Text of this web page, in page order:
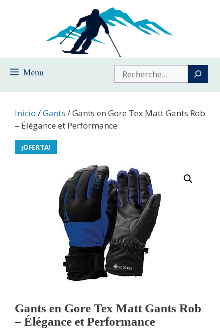
Menu Buscar
Inicio /Gants / Gants en Gore Tex Matt Gants Rob
– Élégance et Performance
¡OFERTA!
Gants en Gore Tex Matt Gants Rob
– Élégance et Performance